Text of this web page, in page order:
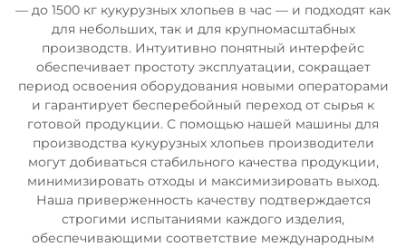
— до 1500 кг кукурузных хлопьев в час — и подходят как
для небольших, так и для крупномасштабных
производств. Интуитивно понятный интерфейс
обеспечивает простоту эксплуатации, сокращает
период освоения оборудования новыми операторами
и гарантирует бесперебойный переход от сырья к
готовой продукции. С помощью нашей машины для
производства кукурузных хлопьев производители
могут добиваться стабильного качества продукции,
минимизировать отходы и максимизировать выход.
Наша приверженность качеству подтверждается
строгими испытаниями каждого изделия,
обеспечивающими соответствие международным